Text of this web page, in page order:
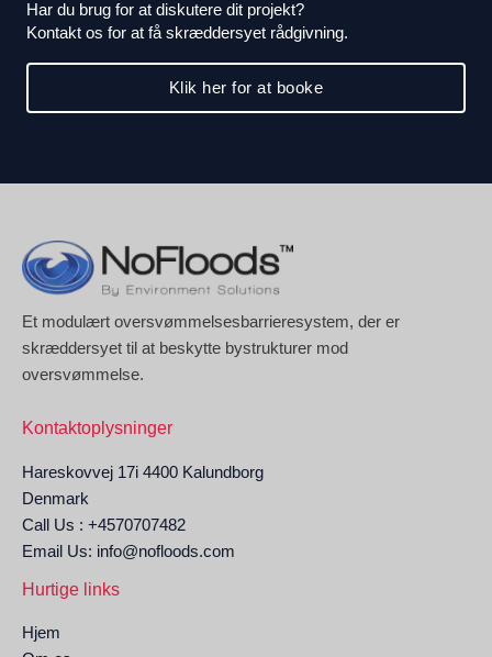
Har du brug for at diskutere dit projekt?
Kontakt os for at få skræddersyet rådgivning.
Klik her for at booke
Et modulært oversvømmelsesbarrieresystem, der er
skræddersyet til at beskytte bystrukturer mod
oversvømmelse.
Kontaktoplysninger
Hareskovvej 17i 4400 Kalundborg
Denmark
Call Us : +4570707482
Email Us: info@nofloods.com
Hurtige links
Hjem